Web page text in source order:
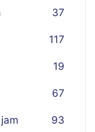
37
117
19
67
93